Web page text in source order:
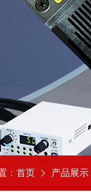
： 首页 产品展示